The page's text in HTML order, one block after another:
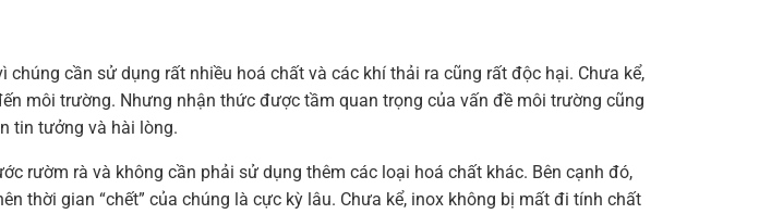
cần sử dụng rất nhiều hoá chất và các khí thải ra cũng rất độc hại. Chưa kể,
môi trường. Nhưng nhận thức được tầm quan trọng của vấn đề môi trường cũng
tin tưởng và hài lòng.
rườm rà và không cần phải sử dụng thêm các loại hoá chất khác. Bên cạnh đó,
thời gian “chết” của chúng là cực kỳ lâu. Chưa kể, inox không bị mất đi tính chất